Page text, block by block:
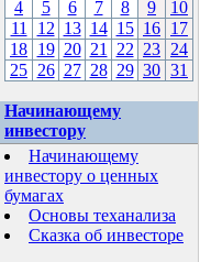
4
5 6 7 8 9
10
11
12 13 14 15 16 17
18 19 20 21 22 23 24
25 26 27 28 29 30 31
Начинающему
инвестору
Начинающему
инвестору о ценных
бумагах
Основы теханализа
Сказка об инвесторе